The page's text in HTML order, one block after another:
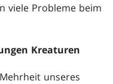
viele Probleme beim
Kreaturen
unseres